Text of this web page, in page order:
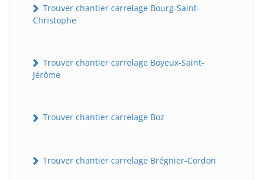
Trouver chantier carrelage Bourg-Saint-
Christophe
Trouver chantier carrelage Boyeux-Saint-
Jérôme
Trouver chantier carrelage Boz
Trouver chantier carrelage Brégnier-Cordon